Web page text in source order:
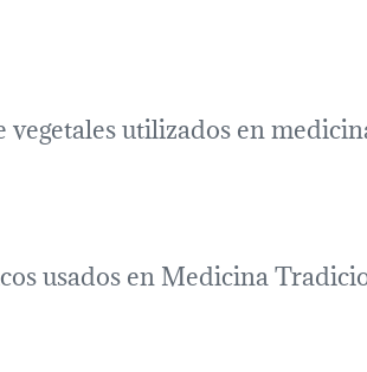
utilizados en
usados en Medicina